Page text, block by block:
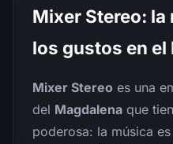
Mixer Stereo:
los gustos en el
Mixer Stereo es una
del Magdalena que
poderosa: la música